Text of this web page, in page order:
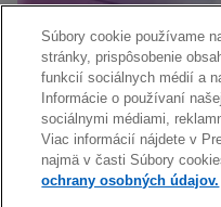
a
b
Súbory cookie používame
stránky, prispôsobenie
funkcií sociálnych médií a
Informácie o používaní
sociálnymi médiami,
Viac informácií nájdete v
najmä v časti Súbory
ochrany osobných údajov.